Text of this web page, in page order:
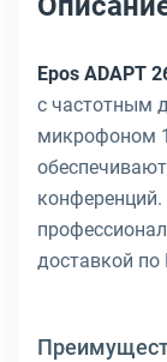
Epos ADAPT
с частотным
микрофоном
доставкой по